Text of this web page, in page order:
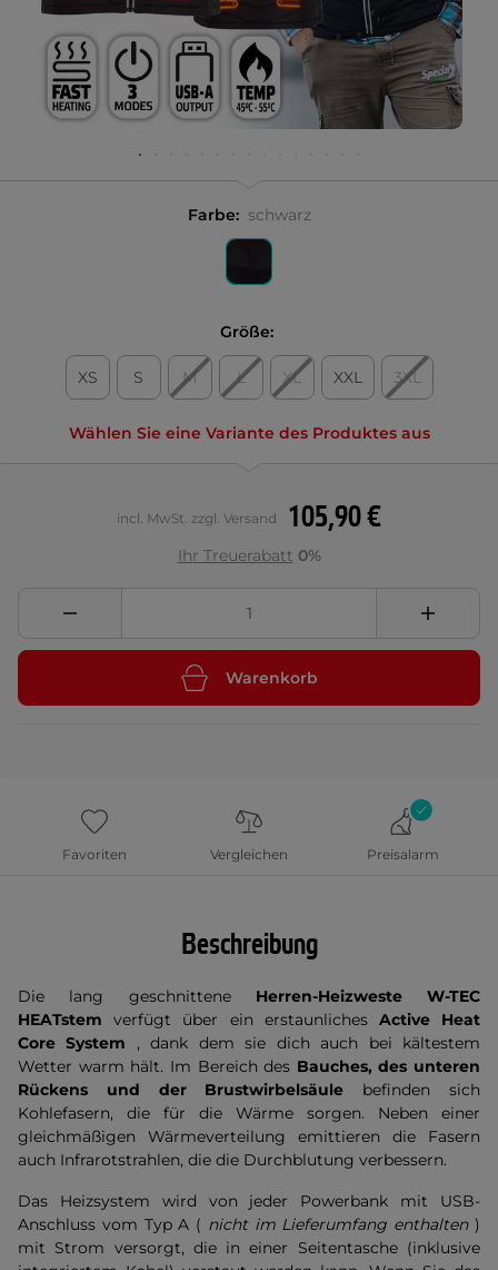
Farbe: schwarz
Größe:
XS S M L XL XXL 3XL
Wählen Sie eine Variante des Produktes aus
105,90 €
incl. MwSt. zzgl. Versand
Ihr Treuerabatt 0%
Warenkorb
Favoriten Vergleichen Preisalarm
Beschreibung
Die lang geschnittene Herren-Heizweste W-TEC
HEATstem verfügt über ein erstaunliches Active Heat
Core System , dank dem sie dich auch bei kältestem
Wetter warm hält. Im Bereich des Bauches, des unteren
Rückens
und der Brustwirbelsäule befinden sich
Kohlefasern, die für die Wärme sorgen. Neben einer
gleichmäßigen Wärmeverteilung emittieren die Fasern
auch Infrarotstrahlen, die die Durchblutung verbessern.
Das Heizsystem wird von jeder Powerbank mit USB-
Anschluss vom Typ A ( nicht im Lieferumfang enthalten)
mit Strom versorgt, die in einer Seitentasche (inklusive